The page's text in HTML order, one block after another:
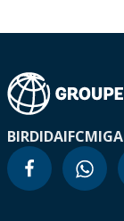
BIRDIDAIFCMIGA